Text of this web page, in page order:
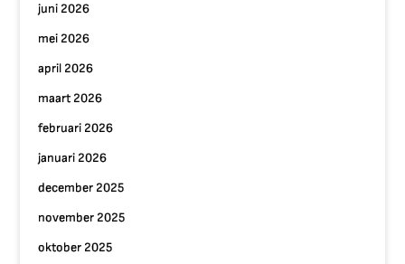
juni 2026
mei 2026
april 2026
maart 2026
februari 2026
januari 2026
december 2025
november 2025
oktober 2025